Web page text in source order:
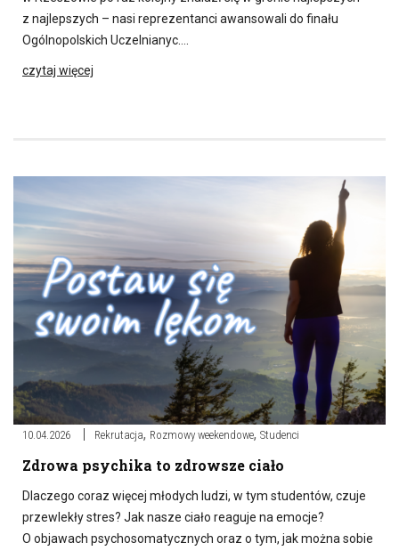
z najlepszych – nasi reprezentanci awansowali do finału
Ogólnopolskich Uczelnianyc….
czytaj więcej
10.04.2026 Rekrutacja, Rozmowy weekendowe, Studenci
Zdrowa psychika to zdrowsze ciało
Dlaczego coraz więcej młodych ludzi, w tym studentów, czuje
przewlekły stres? Jak nasze ciało reaguje na emocje?
O objawach psychosomatycznych oraz o tym, jak można sobie